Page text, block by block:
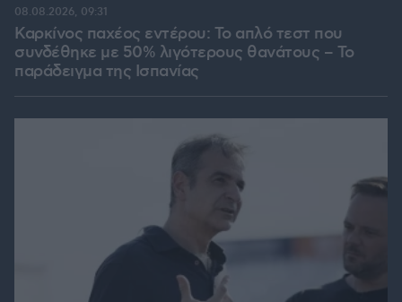
Καρκίνος παχέος εντέρου: Το απλό τεστ που
συνδέθηκε με 50% λιγότερους θανάτους – Το
παράδειγμα της Ισπανίας
08.08.2026, 09:31